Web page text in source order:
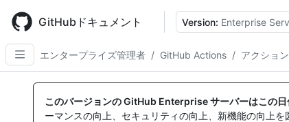
main
content
GitHubドキュメント Version: Enterprise
エンタープライズ管理者 / GitHub Actions / アクショ
このバージョンの GitHub Enterprise サーバーはこの
ーマンスの向上、セキュリティの向上、新機能の向上を